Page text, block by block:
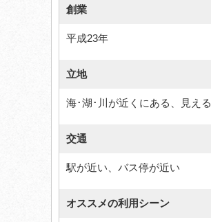
創業
平成23年
立地
海･湖･川が近くにある、見える
交通
駅が近い、バス停が近い
オススメの利用シーン